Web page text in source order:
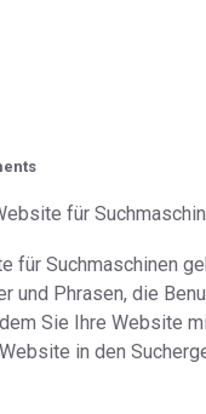
für
für Suchmaschinen
und Phrasen, die
Sie Ihre Website
in den